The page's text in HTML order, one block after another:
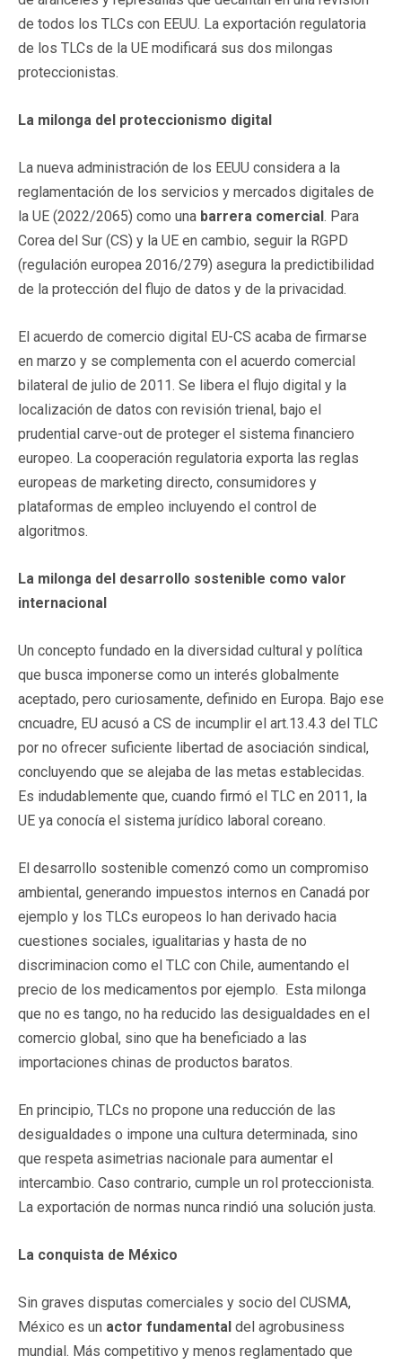
de todos los TLCs con EEUU. La exportación regulatoria
de los TLCs de la UE modificará sus dos milongas
proteccionistas.
La milonga del proteccionismo digital
La nueva administración de los EEUU considera a la
reglamentación de los servicios y mercados digitales de
la UE (2022/2065) como una barrera comercial. Para
Corea del Sur (CS) y la UE en cambio, seguir la RGPD
(regulación europea 2016/279) asegura la predictibilidad
de la protección del flujo de datos y de la privacidad.
El acuerdo de comercio digital EU-CS acaba de firmarse
en marzo y se complementa con el acuerdo comercial
bilateral de julio de 2011. Se libera el flujo digital y la
localización de datos con revisión trienal, bajo el
prudential carve-out de proteger el sistema financiero
europeo. La cooperación regulatoria exporta las reglas
europeas de marketing directo, consumidores y
plataformas de empleo incluyendo el control de
algoritmos.
La milonga del desarrollo sostenible como valor
internacional
Un concepto fundado en la diversidad cultural y política
que busca imponerse como un interés globalmente
aceptado, pero curiosamente, definido en Europa. Bajo ese
cncuadre, EU acusó a CS de incumplir el art.13.4.3 del TLC
por no ofrecer suficiente libertad de asociación sindical,
concluyendo que se alejaba de las metas establecidas.
Es indudablemente que, cuando firmó el TLC en 2011, la
UE ya conocía el sistema jurídico laboral coreano.
El desarrollo sostenible comenzó como un compromiso
ambiental, generando impuestos internos en Canadá por
ejemplo y los TLCs europeos lo han derivado hacia
cuestiones sociales, igualitarias y hasta de no
discriminacion como el TLC con Chile, aumentando el
precio de los medicamentos por ejemplo. Esta milonga
que no es tango, no ha reducido las desigualdades en el
comercio global, sino que ha beneficiado a las
importaciones chinas de productos baratos.
En principio, TLCs no propone una reducción de las
desigualdades o impone una cultura determinada, sino
que respeta asimetrias nacionale para aumentar el
intercambio. Caso contrario, cumple un rol proteccionista.
La exportación de normas nunca rindió una solución justa.
La conquista de México
Sin graves disputas comerciales y socio del CUSMA,
México es un actor fundamental del agrobusiness
mundial. Más competitivo y menos reglamentado que